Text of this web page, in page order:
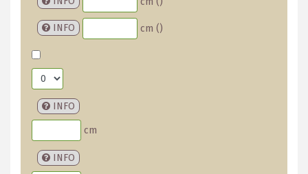
INFO cm ()
INFO
cm
INFO